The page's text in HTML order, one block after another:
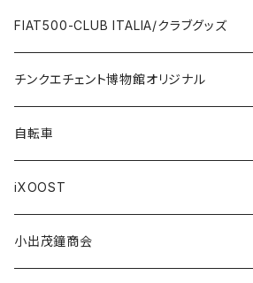
FERRARI
LANCIA
AUTOBIANCHI
Others / その他
Wallet / 財布
Key Case / キーケース
Key Ring / キーリング
Belt / ベルト
Handkerchief / ハンカチ
Lunch box / ランチボックス
Flag / フラッグ
Ornament / 置物
Bicycle accessories / 自転車関連
Pen / ペン
KOIDESHIGEKANESHOUKAI/小出茂鐘商
FIAT500/フィアット500
FIAT/フィアット
Race/レース
Others / その他
Automobile/自動車
Health/健康
FIAT500-CLUB ITALIA/クラブグッズ
Bag/バッグ
Sticker/ステッカー
Emblem/エンブレム
Goods／グッズ
チンクエチェント博物館オリジナル
Sticker / ステッカー
Bag / バッグ
Tshirt / Tシャツ
自転車
iXOOST
小出茂鐘商会